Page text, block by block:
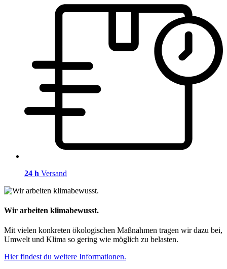
24 h Versand
Wir arbeiten klimabewusst.
Mit vielen konkreten ökologischen Maßnahmen tragen wir dazu bei,
Umwelt und Klima so gering wie möglich zu belasten.
Hier findest du weitere Informationen.